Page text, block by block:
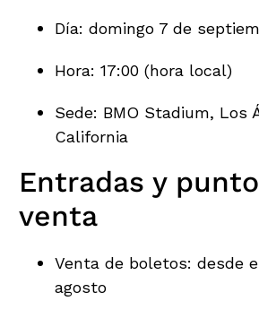
Día: domingo 7 de
Hora: 17:00 (hora local)
Sede: BMO Stadium, Los
California
Entradas y
venta
Venta de boletos: desde
agosto